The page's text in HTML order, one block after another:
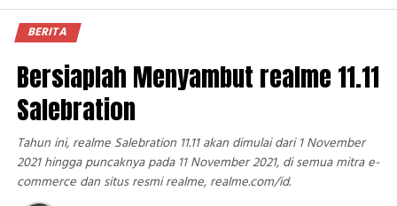
BERITA
Bersiaplah Menyambut realme 11.11
Salebration
Tahun ini, realme Salebration 11.11 akan dimulai dari 1 November
2021 hingga puncaknya pada 11 November 2021, di semua mitra e-
commerce dan situs resmi realme, realme.com/id.